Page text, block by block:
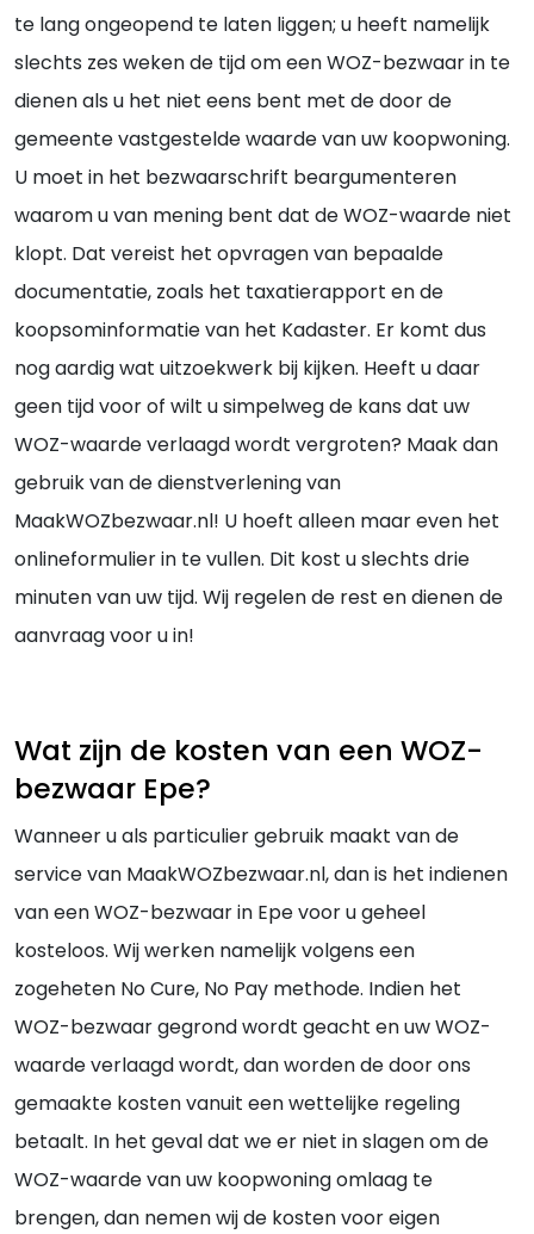
te lang ongeopend te laten liggen; u heeft namelijk
slechts zes weken de tijd om een WOZ-bezwaar in te
dienen als u het niet eens bent met de door de
gemeente vastgestelde waarde van uw koopwoning.
U moet in het bezwaarschrift beargumenteren
waarom u van mening bent dat de WOZ-waarde niet
klopt. Dat vereist het opvragen van bepaalde
documentatie, zoals het taxatierapport en de
koopsominformatie van het Kadaster. Er komt dus
nog aardig wat uitzoekwerk bij kijken. Heeft u daar
geen tijd voor of wilt u simpelweg de kans dat uw
WOZ-waarde verlaagd wordt vergroten? Maak dan
gebruik van de dienstverlening van
MaakWOZbezwaar.nl! U hoeft alleen maar even het
onlineformulier in te vullen. Dit kost u slechts drie
minuten van uw tijd. Wij regelen de rest en dienen de
aanvraag voor u in!
Wat zijn de kosten van een WOZ-
bezwaar Epe?
Wanneer u als particulier gebruik maakt van de
service van MaakWOZbezwaar.nl, dan is het indienen
van een WOZ-bezwaar in Epe voor u geheel
kosteloos. Wij werken namelijk volgens een
zogeheten No Cure, No Pay methode. Indien het
WOZ-bezwaar gegrond wordt geacht en uw WOZ-
waarde verlaagd wordt, dan worden de door ons
gemaakte kosten vanuit een wettelijke regeling
betaalt. In het geval dat we er niet in slagen om de
WOZ-waarde van uw koopwoning omlaag te
brengen, dan nemen wij de kosten voor eigen